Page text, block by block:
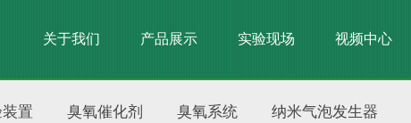
关于我们 产品展示 实验现场 视频中心
置 臭氧催化剂 臭氧系统 纳米气泡发生器